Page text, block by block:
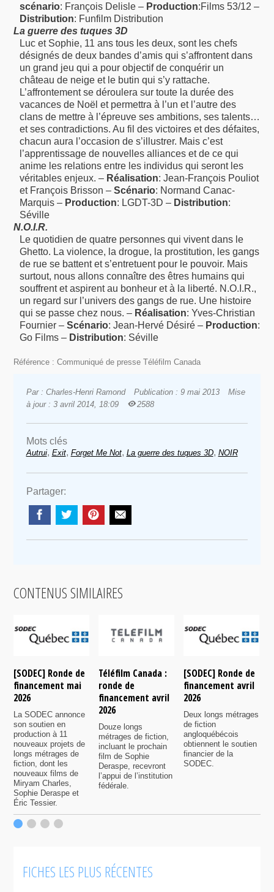
scénario: François Delisle – Production:Films 53/12 –
Distribution: Funfilm Distribution
La guerre des tuques 3D
Luc et Sophie, 11 ans tous les deux, sont les chefs
désignés de deux bandes d’amis qui s’affrontent dans
un grand jeu qui a pour objectif de conquérir un
château de neige et le butin qui s’y rattache.
L’affrontement se déroulera sur toute la durée des
vacances de Noël et permettra à l’un et l’autre des
clans de mettre à l’épreuve ses ambitions, ses talents…
et ses contradictions. Au fil des victoires et des défaites,
chacun aura l’occasion de s’illustrer. Mais c’est
l’apprentissage de nouvelles alliances et de ce qui
anime les relations entre les individus qui seront les
véritables enjeux. – Réalisation: Jean-François Pouliot
et François Brisson –Scénario: Normand Canac-
Marquis – Production: LGDT-3D – Distribution:
Séville
N.O.I.R.
Le quotidien de quatre personnes qui vivent dans le
Ghetto. La violence, la drogue, la prostitution, les gangs
de rue se battent et s’entretuent pour le pouvoir. Mais
surtout, nous allons connaître des êtres humains qui
souffrent et aspirent au bonheur et à la liberté. N.O.I.R.,
un regard sur l’univers des gangs de rue. Une histoire
qui se passe chez nous. – Réalisation: Yves-Christian
Fournier –Scénario: Jean-Hervé Désiré – Production:
Go Films – Distribution: Séville
Référence : Communiqué de presse Téléfilm Canada
Par : Charles-Henri Ramond Publication : 9 mai 2013
Mise
à jour : 3 avril 2014, 18:09
2588
Mots clés
Autrui, Exit, Forget Me Not, La guerre des tuques 3D, NOIR
Partager:
CONTENUS SIMILAIRES
[SODEC] Ronde de
financement mai
2026
La SODEC annonce
son soutien en
production à 11
nouveaux projets de
longs métrages de
fiction, dont les
nouveaux films de
Miryam Charles,
Sophie Deraspe et
Éric Tessier.
Téléfilm Canada :
ronde de
financement avril
2026
Douze longs
métrages de fiction,
incluant le prochain
film de Sophie
Deraspe, recevront
l’appui de l’institution
fédérale.
[SODEC] Ronde de
financement avril
2026
Deux longs métrages
de fiction
angloquébécois
obtiennent le soutien
financier de la
SODEC.
FICHES LES PLUS RÉCENTES